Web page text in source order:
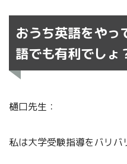
おうち英語をやっ
語でも有利でしょ
樋口先生：
私は大学受験指導をバリバ